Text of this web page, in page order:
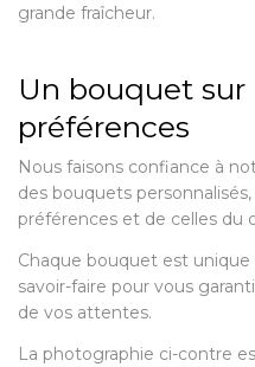
grande fraîcheur.
Un bouquet sur
préférences
Nous faisons confiance à
des bouquets
préférences et de celles du
Chaque bouquet est
savoir-faire pour vous
de vos attentes.
La photographie ci-contre